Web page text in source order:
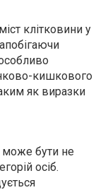
клітковини у
кишкового
як виразки
бути не
осіб.